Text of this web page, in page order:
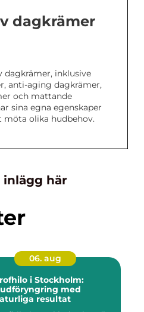
dagkrämer
dagkrämer, inklusive
anti-aging dagkrämer,
och mattande
sina egna egenskaper
olika hudbehov.
inlägg här
06. aug
i Stockholm:
med
resultat